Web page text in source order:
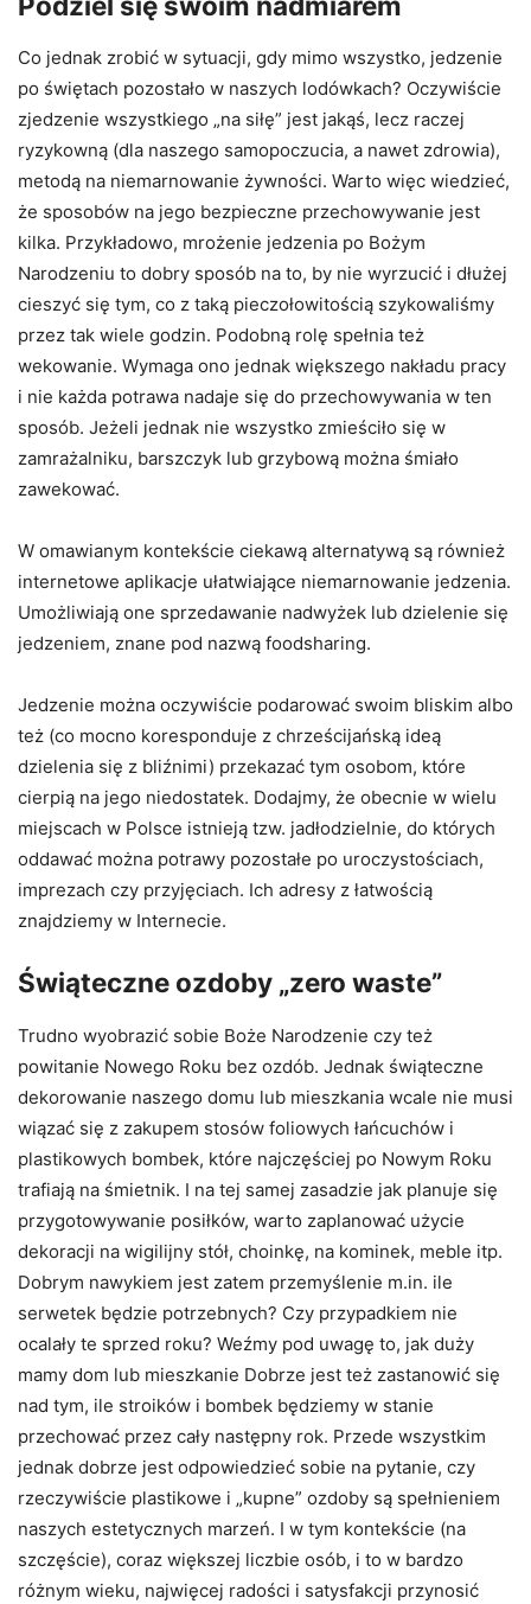
Co jednak zrobić w sytuacji, gdy mimo wszystko, jedzenie
po świętach pozostało w naszych lodówkach? Oczywiście
zjedzenie wszystkiego „na siłę” jest jakąś, lecz raczej
ryzykowną (dla naszego samopoczucia, a nawet zdrowia),
metodą na niemarnowanie żywności. Warto więc wiedzieć,
że sposobów na jego bezpieczne przechowywanie jest
kilka. Przykładowo, mrożenie jedzenia po Bożym
Narodzeniu to dobry sposób na to, by nie wyrzucić i dłużej
cieszyć się tym, co z taką pieczołowitością szykowaliśmy
przez tak wiele godzin. Podobną rolę spełnia też
wekowanie. Wymaga ono jednak większego nakładu pracy
i nie każda potrawa nadaje się do przechowywania w ten
sposób. Jeżeli jednak nie wszystko zmieściło się w
zamrażalniku, barszczyk lub grzybową można śmiało
zawekować.
W omawianym kontekście ciekawą alternatywą są również
internetowe aplikacje ułatwiające niemarnowanie jedzenia.
Umożliwiają one sprzedawanie nadwyżek lub dzielenie się
jedzeniem, znane pod nazwą foodsharing.
Jedzenie można oczywiście podarować swoim bliskim albo
też (co mocno koresponduje z chrześcijańską ideą
dzielenia się z bliźnimi) przekazać tym osobom, które
cierpią na jego niedostatek. Dodajmy, że obecnie w wielu
miejscach w Polsce istnieją tzw. jadłodzielnie, do których
oddawać można potrawy pozostałe po uroczystościach,
imprezach czy przyjęciach. Ich adresy z łatwością
znajdziemy w Internecie.
Świąteczne ozdoby „zero waste”
Trudno wyobrazić sobie Boże Narodzenie czy też
powitanie Nowego Roku bez ozdób. Jednak świąteczne
dekorowanie naszego domu lub mieszkania wcale nie musi
wiązać się z zakupem stosów foliowych łańcuchów i
plastikowych bombek, które najczęściej po Nowym Roku
trafiają na śmietnik. I na tej samej zasadzie jak planuje się
przygotowywanie posiłków, warto zaplanować użycie
dekoracji na wigilijny stół, choinkę, na kominek, meble itp.
Dobrym nawykiem jest zatem przemyślenie m.in. ile
serwetek będzie potrzebnych? Czy przypadkiem nie
ocalały te sprzed roku? Weźmy pod uwagę to, jak duży
mamy dom lub mieszkanie Dobrze jest też zastanowić się
nad tym, ile stroików i bombek będziemy w stanie
przechować przez cały następny rok. Przede wszystkim
jednak dobrze jest odpowiedzieć sobie na pytanie, czy
rzeczywiście plastikowe i „kupne” ozdoby są spełnieniem
naszych estetycznych marzeń. I w tym kontekście (na
szczęście), coraz większej liczbie osób, i to w bardzo
różnym wieku, najwięcej radości i satysfakcji przynosić